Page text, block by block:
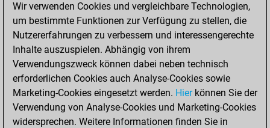
BeautyScore of 175
Fritz
achieved a new Elo
of 1416
Sonntag,
September 10,
2023
Wir verwenden Cookies und vergleichbare Technologien,
um bestimmte Funktionen zur Verfügung zu stellen, die
Nutzererfahrungen zu verbessern und interessengerechte
Inhalte auszuspielen. Abhängig von ihrem
Verwendungszweck können dabei neben technisch
erforderlichen Cookies auch Analyse-Cookies sowie
Marketing-Cookies eingesetzt werden. Hierkönnen Sie der
Verwendung von Analyse-Cookies und Marketing-Cookies
widersprechen. Weitere Informationen finden Sie in